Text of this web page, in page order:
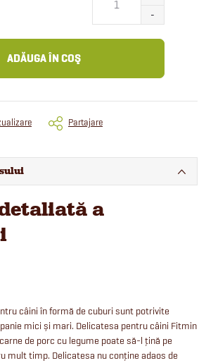
ADĂUGA ÎN COŞ
Partajare
a
câini în formă de cuburi sunt potrivite
mici și mari. Delicatesa pentru câini Fitmin
de porc cu legume poate să-l țină pe
mult timp. Delicatesa nu conține adaos de